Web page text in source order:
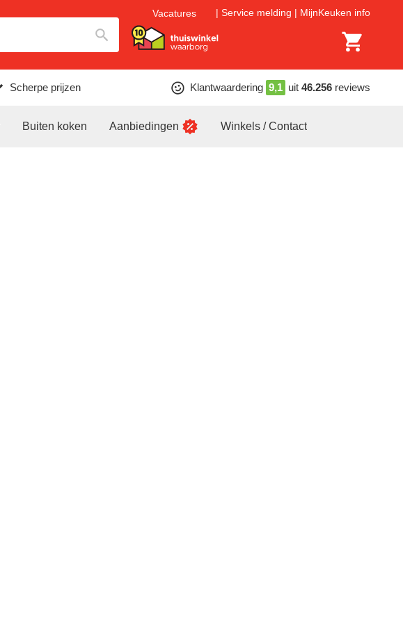
Vacatures Service melding MijnKeuken info
Scherpe prijzen Klantwaardering 9,1 uit 46.256 reviews
Buiten koken Aanbiedingen Winkels / Contact